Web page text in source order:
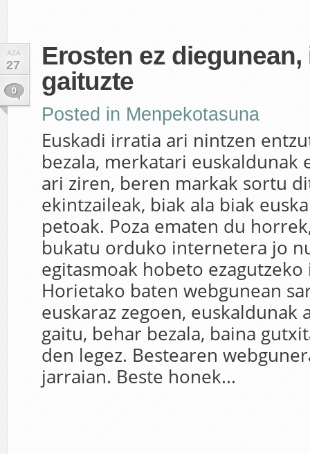
AZA
27
0
Erosten ez
gaituzte
Posted in Menpekotasuna
Euskadi irratia ari nintzen
bezala, merkatari euskaldunak
ari ziren, beren markak sortu
ekintzaileak, biak ala biak
petoak. Poza ematen du
bukatu orduko internetera jo
egitasmoak hobeto
Horietako baten webgunean
euskaraz zegoen, euskaldunak
gaitu, behar bezala, baina
den legez. Bestearen
jarraian. Beste honek...